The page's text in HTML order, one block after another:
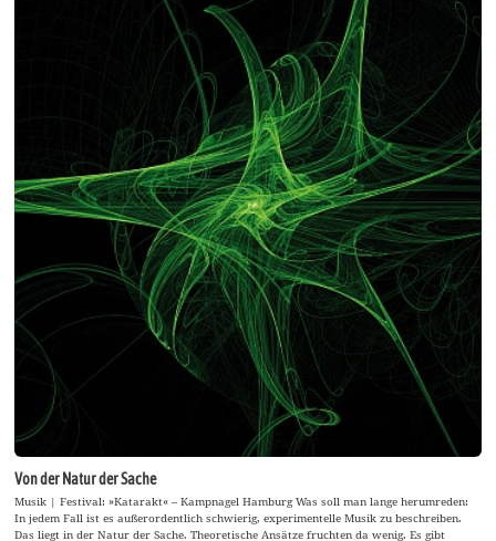
Von der Natur der Sache
Musik | Festival: »Katarakt« – Kampnagel Hamburg Was soll man lange herumreden:
In jedem Fall ist es außerordentlich schwierig, experimentelle Musik zu beschreiben.
Das liegt in der Natur der Sache. Theoretische Ansätze fruchten da wenig. Es gibt